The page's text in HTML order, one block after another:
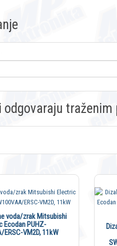
traženim
voda/zrak Mitsubishi
Ecodan PUHZ-
ERSC-VM2D, 11kW